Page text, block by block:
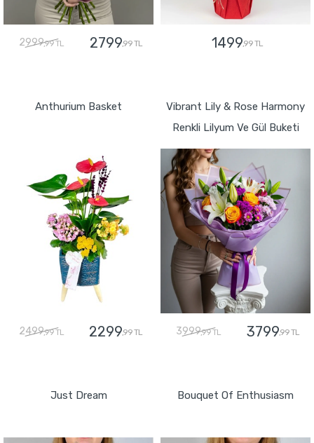
2999,99 TL 2799,99 TL 1499,99 TL
Anthurium Basket
2499,99 TL 2299,99 TL
Vibrant Lily & Rose Harmony
Renkli Lilyum Ve Gül Buketi
3999,99 TL 3799,99 TL
Just Dream Bouquet Of Enthusiasm